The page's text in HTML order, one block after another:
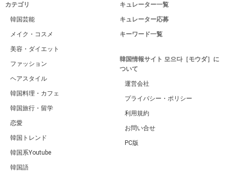
カテゴリ
韓国芸能
メイク・コスメ
美容・ダイエット
ファッション
ヘアスタイル
韓国料理・カフェ
韓国旅行・留学
恋愛
韓国トレンド
韓国系Youtube
韓国語
キュレーター一覧
キュレーター応募
キーワード一覧
韓国情報サイト 모으다［モウダ］に
ついて
運営会社
プライバシー・ポリシー
利用規約
お問い合せ
PC版